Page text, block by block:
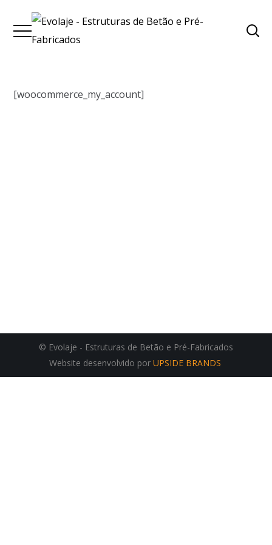
[woocommerce_my_account]
© Evolaje - Estruturas de Betão e Pré-Fabricados
Website desenvolvido por UPSIDE BRANDS